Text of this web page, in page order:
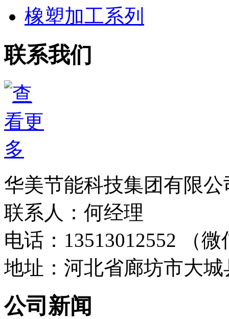
橡塑加工系列
联系我们
华美节能科技集团有限公
联系人：何经理
电话：13513012552 （
地址：河北省廊坊市大
公司新闻